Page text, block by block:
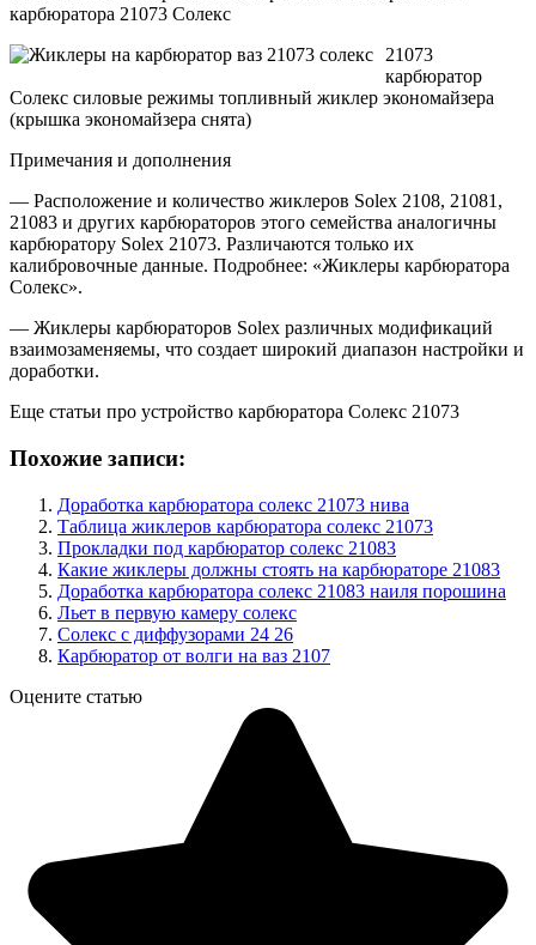
карбюратора 21073 Солекс
21073
карбюратор
Солекс силовые режимы топливный жиклер экономайзера
(крышка экономайзера снята)
Примечания и дополнения
— Расположение и количество жиклеров Solex 2108, 21081,
21083 и других карбюраторов этого семейства аналогичны
карбюратору Solex 21073. Различаются только их
калибровочные данные. Подробнее: «Жиклеры карбюратора
Солекс».
— Жиклеры карбюраторов Solex различных модификаций
взаимозаменяемы, что создает широкий диапазон настройки и
доработки.
Еще статьи про устройство карбюратора Солекс 21073
Похожие записи:
Доработка карбюратора солекс 21073 нива
Таблица жиклеров карбюратора солекс 21073
Прокладки под карбюратор солекс 21083
Какие жиклеры должны стоять на карбюраторе 21083
Доработка карбюратора солекс 21083 наиля порошина
Льет в первую камеру солекс
Солекс с диффузорами 24 26
Карбюратор от волги на ваз 2107
Оцените статью